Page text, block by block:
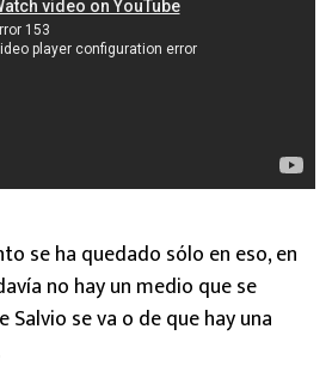
se ha quedado sólo en eso, en
no hay un medio que se
se va o de que hay una